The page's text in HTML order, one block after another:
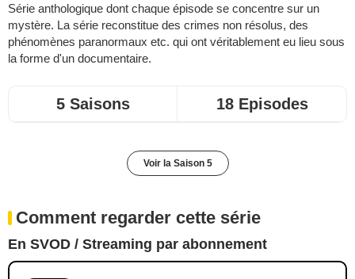
Série anthologique dont chaque épisode se concentre sur un
mystère. La série reconstitue des crimes non résolus, des
phénomènes paranormaux etc. qui ont véritablement eu lieu sous
la forme d'un documentaire.
5 Saisons 18 Episodes
Voir la Saison 5
Comment regarder cette série
En SVOD / Streaming par abonnement